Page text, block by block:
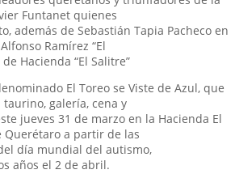
Funtanet quienes
además de Sebastián Tapia Pacheco en
Ramírez “El
Hacienda “El Salitre”
El Toreo se Viste de Azul, que
galería, cena y
jueves 31 de marzo en la Hacienda El
a partir de las
día mundial del autismo,
años el 2 de abril.